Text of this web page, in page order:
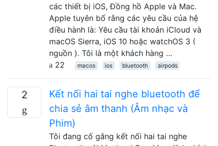
các thiết bị iOS, Đồng hồ Apple và Mac.
Apple tuyên bố rằng các yêu cầu của hệ
điều hành là: Yêu cầu tài khoản iCloud và
macOS Sierra, iOS 10 hoặc watchOS 3 (
nguồn ). Tôi là một khách hàng …
22
macos ios bluetooth airpods
2
Kết nối hai tai nghe bluetooth để
chia sẻ âm thanh (Âm nhạc và
Phim)
Tôi đang cố gắng kết nối hai tai nghe